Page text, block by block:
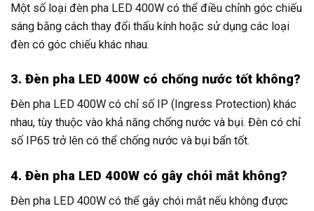
Một số loại đèn pha LED 400W có thể điều chỉnh góc chiếu
sáng bằng cách thay đổi thấu kính hoặc sử dụng các loại
đèn có góc chiếu khác nhau.
3. Đèn pha LED 400W có chống nước tốt không?
Đèn pha LED 400W có chỉ số IP (Ingress Protection) khác
nhau, tùy thuộc vào khả năng chống nước và bụi. Đèn có chỉ
số IP65 trở lên có thể chống nước và bụi bẩn tốt.
4. Đèn pha LED 400W có gây chói mắt không?
Đèn pha LED 400W có thể gây chói mắt nếu không được